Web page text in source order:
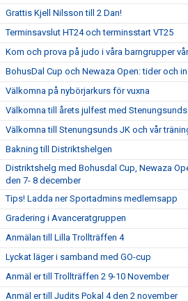
Grattis Kjell Nilsson till 2 Dan!
Terminsavslut HT24 och terminsstart VT25
Kom och prova på judo i våra barngrupper
BohusDal Cup och Newaza Open: tider och
Välkomna på nybörjarkurs för vuxna
Välkomna till årets julfest med
Välkomna till Stenungsunds JK och vår
Bakning till Distriktshelgen
Distriktshelg med Bohusdal Cup, Newaza
den 7- 8 december
Tips! Ladda ner Sportadmins medlemsapp
Gradering i Avanceratgruppen
Anmälan till Lilla Trollträffen 4
Lyckat läger i samband med GO-cup
Anmäl er till Trollträffen 2 9-10 November
Anmäl er till Judits Pokal 4 den 2 november